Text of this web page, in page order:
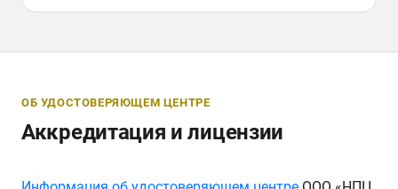
ОБ УДОСТОВЕРЯЮЩЕМ ЦЕНТРЕ
Аккредитация и лицензии